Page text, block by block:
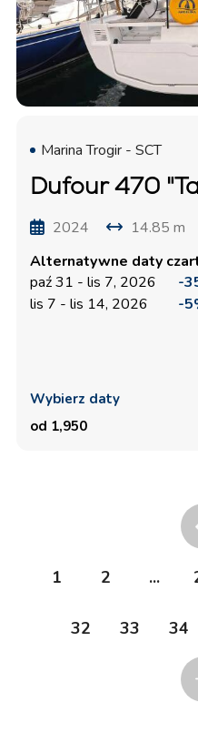
Marina Trogir - SCT
Dufour 470
2024 14.85 m
Alternatywne daty
paź 31 - lis 7, 2026
-
lis 7 - lis 14, 2026
-
Wybierz daty
od 1,950
1 2 ...
32 33 34